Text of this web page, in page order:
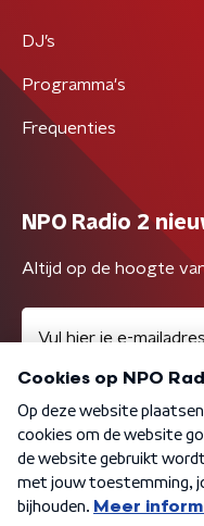
DJ’s
Programma's
Frequenties
NPO Radio 2
Altijd op de hoogte
Algemene voorwaarden